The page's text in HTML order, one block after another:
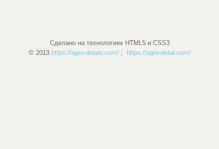
Сделано на технологиях HTML5 и CSS3
© 2013 https://agro-detals.com/; https://agro-detal.com/